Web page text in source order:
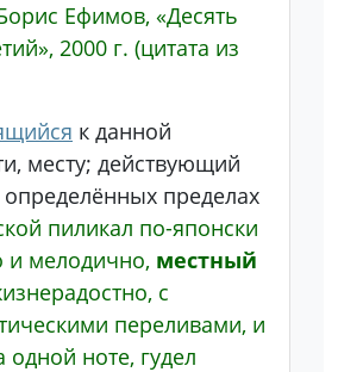
Ефимов, «Десять
2000 г. (цитата из
к данной
месту; действующий
определённых пределах
пиликал по-японски
мелодично, местный
с
переливами, и
одной ноте, гудел